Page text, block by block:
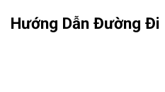
Hướng Dẫn Đường Đi